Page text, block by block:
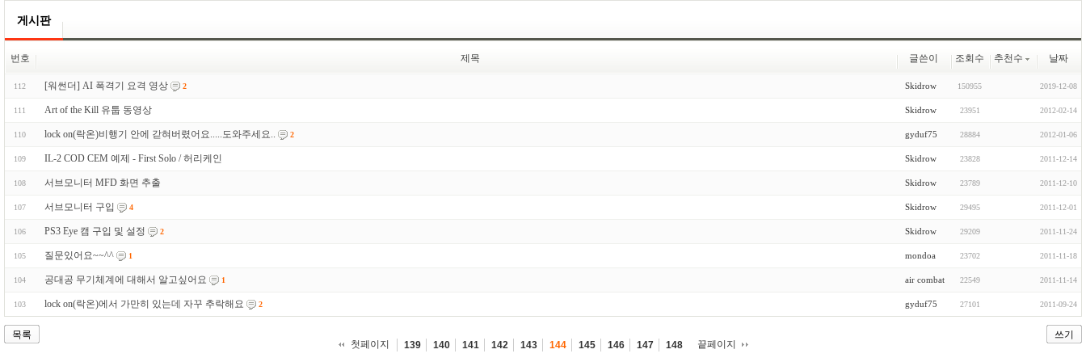
게시판
번호 제목 글쓴이 조회수 추천수 날짜
112 [워썬더] AI 폭격기 요격 영상 2 Skidrow 150955 2019-12-08
111 Art of the Kill 유툽 동영상 Skidrow 23951 2012-02-14
110 lock on(락온)비행기 안에 갇혀버렸어요.....도와주세요.. 2 gyduf75 28884 2012-01-06
109 IL-2 COD CEM 예제 - First Solo / 허리케인 Skidrow 23828 2011-12-14
108 서브모니터 MFD 화면 추출 Skidrow 23789 2011-12-10
107 서브모니터 구입 4 Skidrow 29495 2011-12-01
106 PS3 Eye 캠 구입 및 설정 2 Skidrow 29209 2011-11-24
105 질문있어요~~^^ 1 mondoa 23702 2011-11-18
104 공대공 무기체계에 대해서 알고싶어요 1 air combat 22549 2011-11-14
103 lock on(락온)에서 가만히 있는데 자꾸 추락해요 2 gyduf75 27101 2011-09-24
목록
쓰기
첫페이지
139 140 141 142 143 144 145 146 147 148 끝페이지